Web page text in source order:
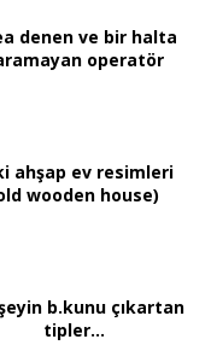
denen ve bir halta
operatör
ahşap ev resimleri
wooden house)
b.kunu çıkartan
tipler...